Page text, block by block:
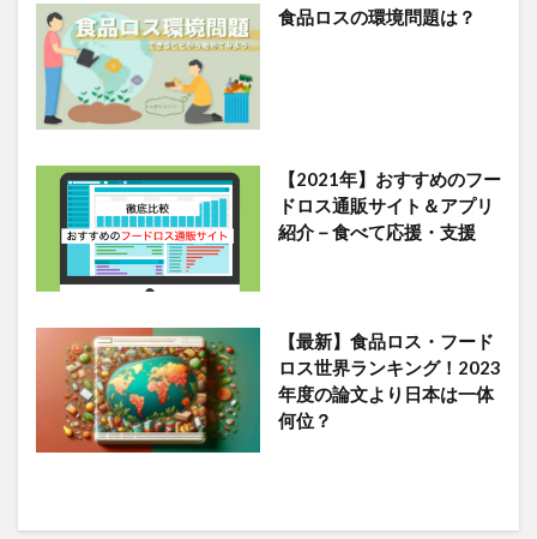
食品ロスの環境問題は？
【2021年】おすすめのフー
ドロス通販サイト＆アプリ
紹介－食べて応援・支援
【最新】食品ロス・フード
ロス世界ランキング！2023
年度の論文より日本は一体
何位？